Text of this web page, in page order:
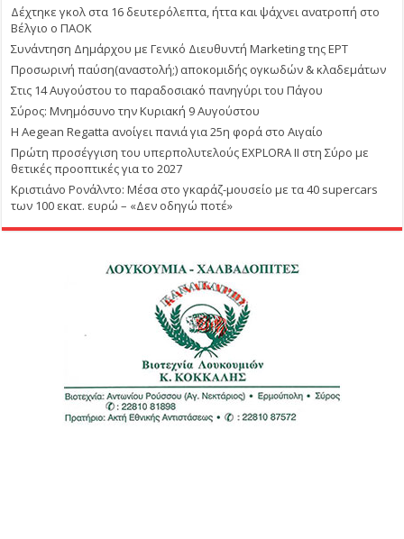
Δέχτηκε γκολ στα 16 δευτερόλεπτα, ήττα και ψάχνει ανατροπή στο
Βέλγιο ο ΠΑΟΚ
Συνάντηση Δημάρχου με Γενικό Διευθυντή Marketing της ΕΡΤ
Προσωρινή παύση(αναστολή;) αποκομιδής ογκωδών & κλαδεμάτων
Στις 14 Αυγούστου το παραδοσιακό πανηγύρι του Πάγου
Σύρος: Μνημόσυνο την Κυριακή 9 Αυγούστου
Η Aegean Regatta ανοίγει πανιά για 25η φορά στο Αιγαίο
Πρώτη προσέγγιση του υπερπολυτελούς EXPLORA II στη Σύρο με
θετικές προοπτικές για το 2027
Κριστιάνο Ρονάλντο: Μέσα στο γκαράζ-μουσείο με τα 40 supercars
των 100 εκατ. ευρώ – «Δεν οδηγώ ποτέ»